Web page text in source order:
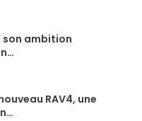
son ambition
RAV4, une